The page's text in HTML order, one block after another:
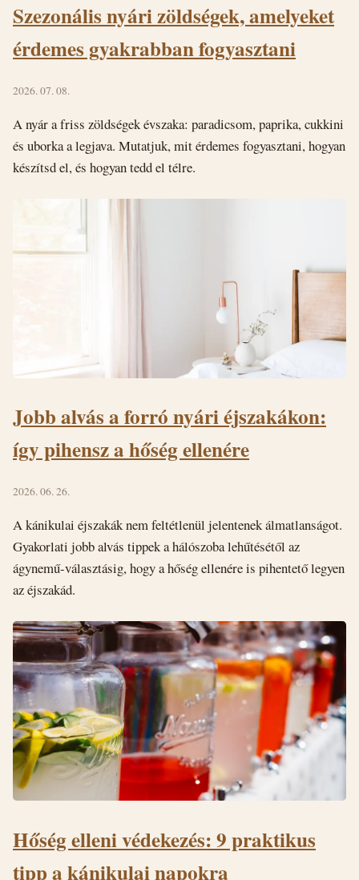
Szezonális nyári zöldségek, amelyeket
érdemes gyakrabban fogyasztani
2026. 07. 08.
A nyár a friss zöldségek évszaka: paradicsom, paprika, cukkini
és uborka a legjava. Mutatjuk, mit érdemes fogyasztani, hogyan
készítsd el, és hogyan tedd el télre.
Jobb alvás a forró nyári éjszakákon:
így pihensz a hőség ellenére
2026. 06. 26.
A kánikulai éjszakák nem feltétlenül jelentenek álmatlanságot.
Gyakorlati jobb alvás tippek a hálószoba lehűtésétől az
ágynemű-választásig, hogy a hőség ellenére is pihentető legyen
az éjszakád.
Hőség elleni védekezés: 9 praktikus
tipp a kánikulai napokra